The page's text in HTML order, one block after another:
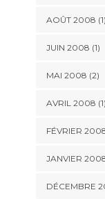
AOÛT 2008 (1)
JUIN 2008 (1)
MAI 2008 (2)
AVRIL 2008 (1)
FÉVRIER
JANVIER
DÉCEMBRE